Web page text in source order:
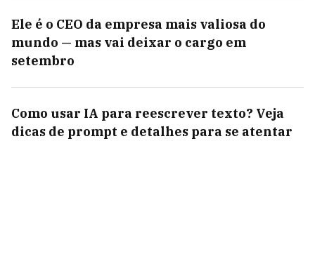
Ele é o CEO da empresa mais valiosa do
mundo — mas vai deixar o cargo em
setembro
Como usar IA para reescrever texto? Veja
dicas de prompt e detalhes para se atentar